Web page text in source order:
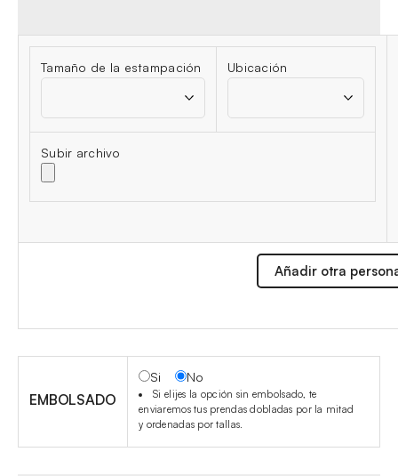
Tamaño de la estampación Ubicación
Subir archivo
Añadir otra
EMBOLSADO
Si No
Si elijes la opción sin embolsado, te
enviaremos tus prendas dobladas por la mitad
y ordenadas por tallas.